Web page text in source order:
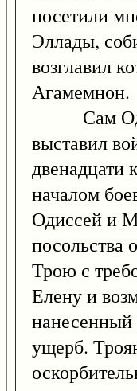
посетили
Эллады,
возглавил
Агамемнон.
Сам
выставил
двенадцати
началом
Одиссей и
посольства
Трою с
Елену и
ущерб.